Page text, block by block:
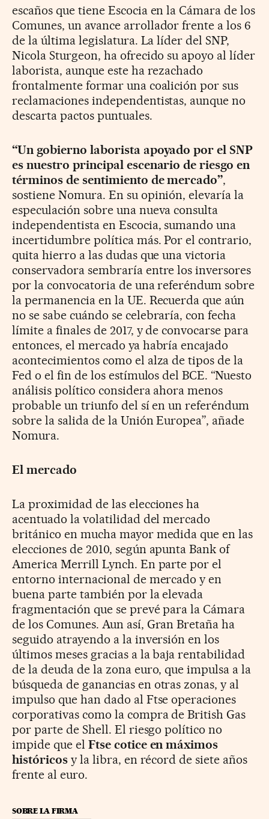
escaños que tiene Escocia en la Cámara de los
Comunes, un avance arrollador frente a los 6
de la última legislatura. La líder del SNP,
Nicola Sturgeon, ha ofrecido su apoyo al líder
laborista, aunque este ha rezachado
frontalmente formar una coalición por sus
reclamaciones independentistas, aunque no
descarta pactos puntuales.
“Un gobierno laborista apoyado por el SNP
es nuestro principal escenario de riesgo en
términos de sentimiento de mercado”,
sostiene Nomura. En su opinión, elevaría la
especulación sobre una nueva consulta
independentista en Escocia, sumando una
incertidumbre política más. Por el contrario,
quita hierro a las dudas que una victoria
conservadora sembraría entre los inversores
por la convocatoria de una referéndum sobre
la permanencia en la UE. Recuerda que aún
no se sabe cuándo se celebraría, con fecha
límite a finales de 2017, y de convocarse para
entonces, el mercado ya habría encajado
acontecimientos como el alza de tipos de la
Fed o el fin de los estímulos del BCE. “Nuesto
análisis político considera ahora menos
probable un triunfo del sí en un referéndum
sobre la salida de la Unión Europea”, añade
Nomura.
El mercado
La proximidad de las elecciones ha
acentuado la volatilidad del mercado
británico en mucha mayor medida que en las
elecciones de 2010, según apunta Bank of
America Merrill Lynch. En parte por el
entorno internacional de mercado y en
buena parte también por la elevada
fragmentación que se prevé para la Cámara
de los Comunes. Aun así, Gran Bretaña ha
seguido atrayendo a la inversión en los
últimos meses gracias a la baja rentabilidad
de la deuda de la zona euro, que impulsa a la
búsqueda de ganancias en otras zonas, y al
impulso que han dado al Ftse operaciones
corporativas como la compra de British Gas
por parte de Shell. El riesgo político no
impide que el Ftse cotice en máximos
históricosy la libra, en récord de siete años
frente al euro.
SOBRE LA FIRMA